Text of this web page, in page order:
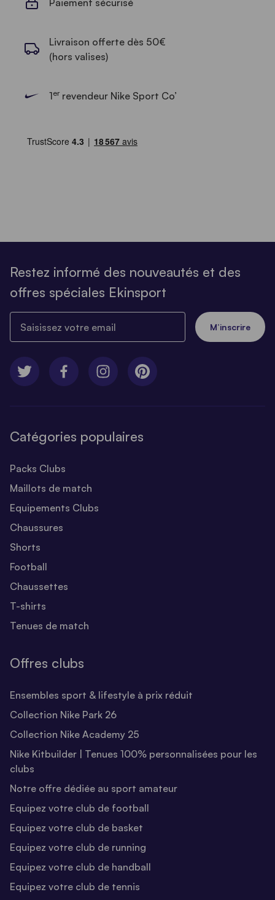
Paiement sécurisé
Livraison offerte dès 50€
(hors valises)
1errevendeur Nike Sport Co’
Restez informé des nouveautés et des
offres spéciales Ekinsport
M’inscrire
Catégories populaires
Packs Clubs
Maillots de match
Equipements Clubs
Chaussures
Shorts
Football
Chaussettes
T-shirts
Tenues de match
Offres clubs
Ensembles sport & lifestyle à prix réduit
Collection Nike Park 26
Collection Nike Academy 25
Nike Kitbuilder | Tenues 100% personnalisées pour les
clubs
Notre offre dédiée au sport amateur
Equipez votre club de football
Equipez votre club de basket
Equipez votre club de running
Equipez votre club de handball
Equipez votre club de tennis